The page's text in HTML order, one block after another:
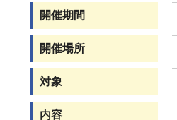
開催期間
開催場所
対象
内容